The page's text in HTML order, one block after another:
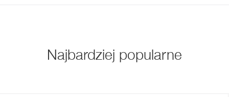
Najbardziej popularne